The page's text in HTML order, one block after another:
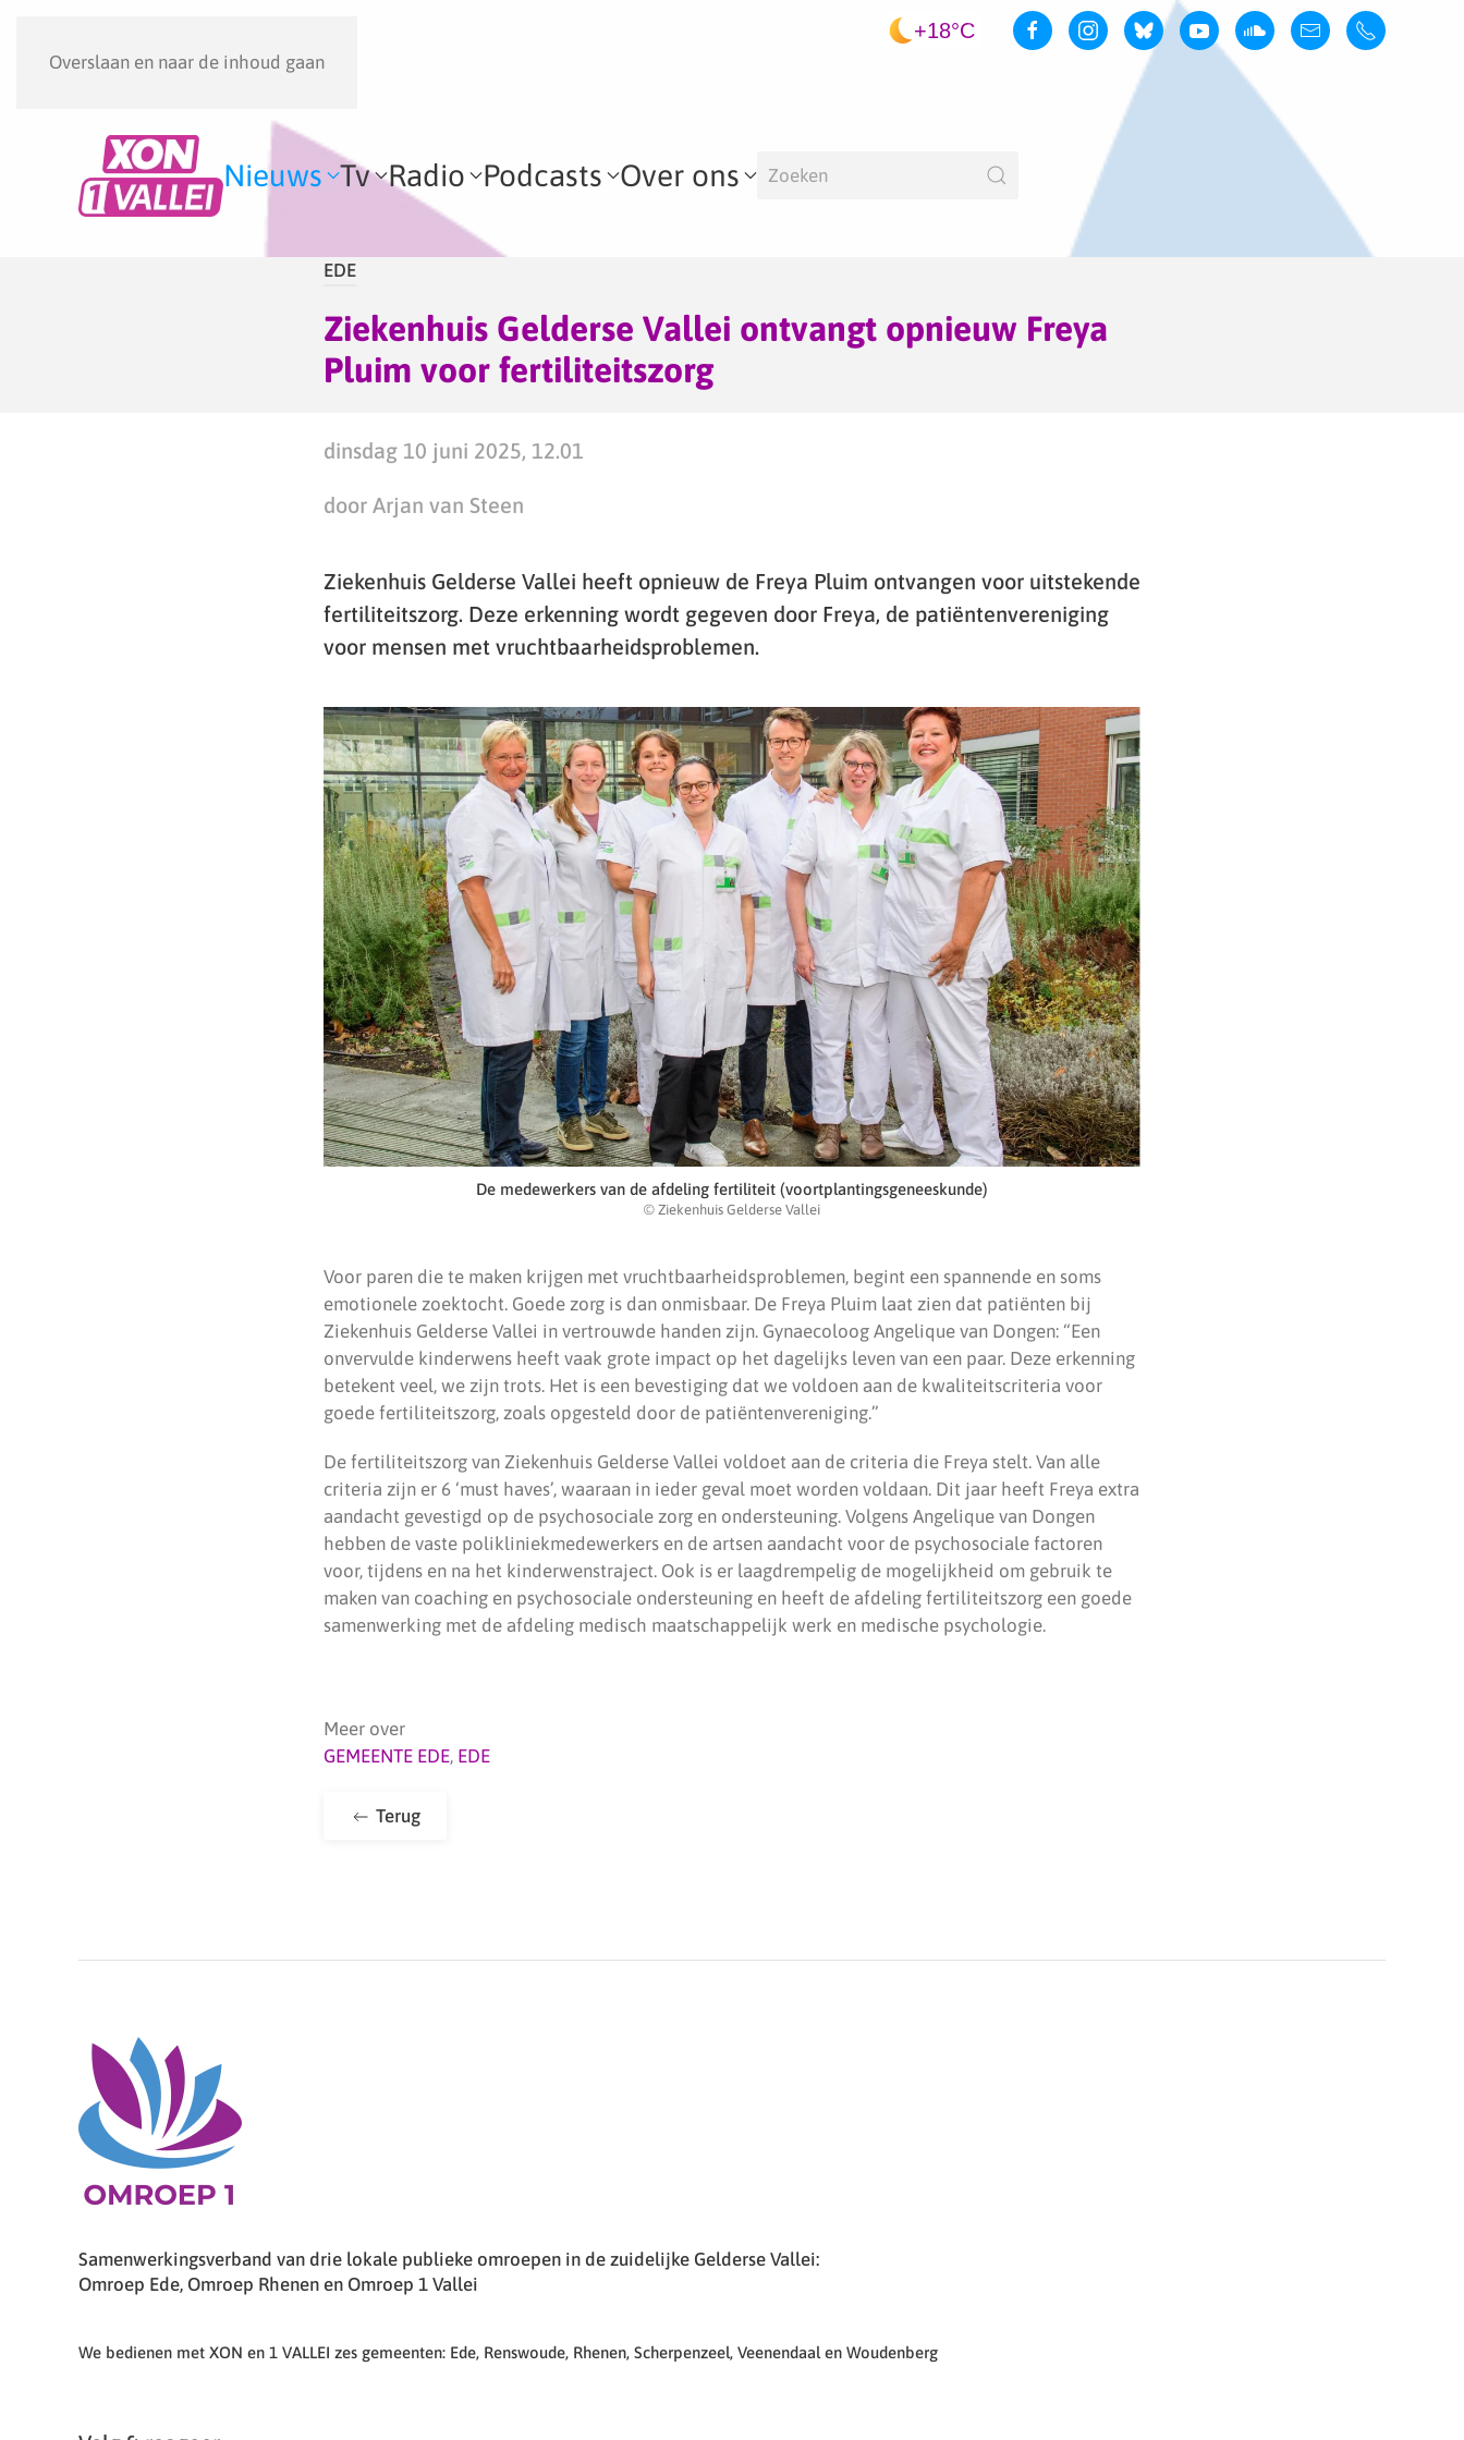
Overslaan en naar de inhoud gaan
+18°C
Nieuws Tv Radio Podcasts Over ons
EDE
Ziekenhuis Gelderse Vallei ontvangt opnieuw Freya
Pluim voor fertiliteitszorg
dinsdag 10 juni 2025, 12.01
door Arjan van Steen
Ziekenhuis Gelderse Vallei heeft opnieuw de Freya Pluim ontvangen voor uitstekende
fertiliteitszorg. Deze erkenning wordt gegeven door Freya, de patiëntenvereniging
voor mensen met vruchtbaarheidsproblemen.
De medewerkers van de afdeling fertiliteit (voortplantingsgeneeskunde)
© Ziekenhuis Gelderse Vallei
Voor paren die te maken krijgen met vruchtbaarheidsproblemen, begint een spannende en soms
emotionele zoektocht. Goede zorg is dan onmisbaar. De Freya Pluim laat zien dat patiënten bij
Ziekenhuis Gelderse Vallei in vertrouwde handen zijn. Gynaecoloog Angelique van Dongen: “Een
onvervulde kinderwens heeft vaak grote impact op het dagelijks leven van een paar. Deze erkenning
betekent veel, we zijn trots. Het is een bevestiging dat we voldoen aan de kwaliteitscriteria voor
goede fertiliteitszorg, zoals opgesteld door de patiëntenvereniging.”
De fertiliteitszorg van Ziekenhuis Gelderse Vallei voldoet aan de criteria die Freya stelt. Van alle
criteria zijn er 6 ‘must haves’, waaraan in ieder geval moet worden voldaan. Dit jaar heeft Freya extra
aandacht gevestigd op de psychosociale zorg en ondersteuning. Volgens Angelique van Dongen
hebben de vaste polikliniekmedewerkers en de artsen aandacht voor de psychosociale factoren
voor, tijdens en na het kinderwenstraject. Ook is er laagdrempelig de mogelijkheid om gebruik te
maken van coaching en psychosociale ondersteuning en heeft de afdeling fertiliteitszorg een goede
samenwerking met de afdeling medisch maatschappelijk werk en medische psychologie.
Meer over
GEMEENTE EDE, EDE
Terug
Samenwerkingsverband van drie lokale publieke omroepen in de zuidelijke Gelderse Vallei:
Omroep Ede, Omroep Rhenen en Omroep 1 Vallei
We bedienen met XON en 1 VALLEI zes gemeenten: Ede, Renswoude, Rhenen, Scherpenzeel, Veenendaal en Woudenberg